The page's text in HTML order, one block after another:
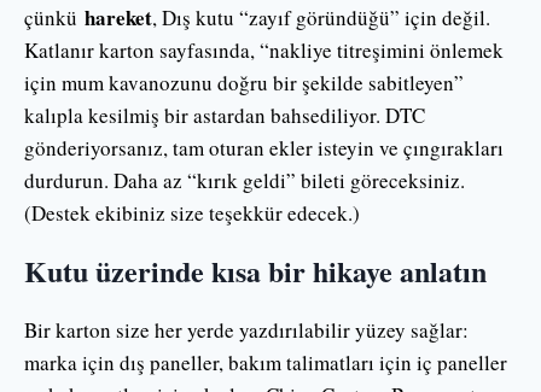
çünkü hareket, Dış kutu “zayıf göründüğü” için değil.
Katlanır karton sayfasında, “nakliye titreşimini önlemek
için mum kavanozunu doğru bir şekilde sabitleyen”
kalıpla kesilmiş bir astardan bahsediliyor. DTC
gönderiyorsanız, tam oturan ekler isteyin ve çıngırakları
durdurun. Daha az “kırık geldi” bileti göreceksiniz.
(Destek ekibiniz size teşekkür edecek.)
Kutu üzerinde kısa bir hikaye anlatın
Bir karton size her yerde yazdırılabilir yüzey sağlar:
marka için dış paneller, bakım talimatları için iç paneller